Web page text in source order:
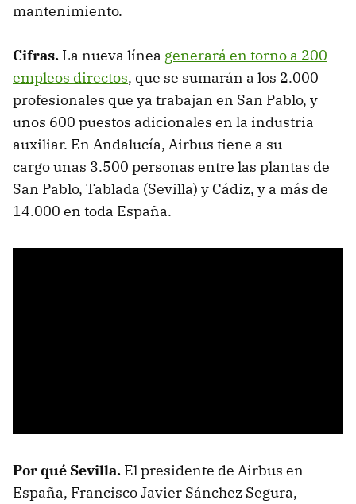
mantenimiento.
Cifras. La nueva línea generará en torno a 200
empleos directos, que se sumarán a los 2.000
profesionales que ya trabajan en San Pablo, y
unos 600 puestos adicionales en la industria
auxiliar. En Andalucía, Airbus tiene a su
cargo unas 3.500 personas entre las plantas de
San Pablo, Tablada (Sevilla) y Cádiz, y a más de
14.000 en toda España.
Por qué Sevilla. El presidente de Airbus en
España, Francisco Javier Sánchez Segura,